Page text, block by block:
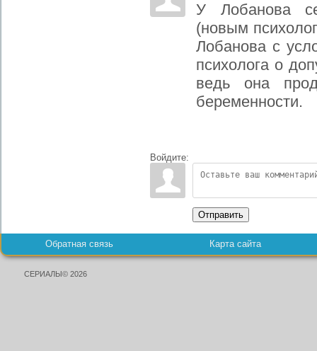
У Лобанова
(новым
Лобанова с
психолога о
ведь она
беременности.
Войдите:
Отправить
Обратная связь Карта сайта
СЕРИАЛЫ© 2026